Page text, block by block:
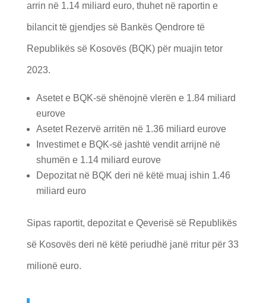
arrin në 1.14 miliard euro, thuhet në raportin e
bilancit të gjendjes së Bankës Qendrore të
Republikës së Kosovës (BQK) për muajin tetor
2023.
Asetet e BQK-së shënojnë vlerën e 1.84 miliard
eurove
Asetet Rezervë arritën në 1.36 miliard eurove
Investimet e BQK-së jashtë vendit arrijnë në
shumën e 1.14 miliard eurove
Depozitat në BQK deri në këtë muaj ishin 1.46
miliard euro
Sipas raportit, depozitat e Qeverisë së Republikës
së Kosovës deri në këtë periudhë janë rritur për 33
milionë euro.